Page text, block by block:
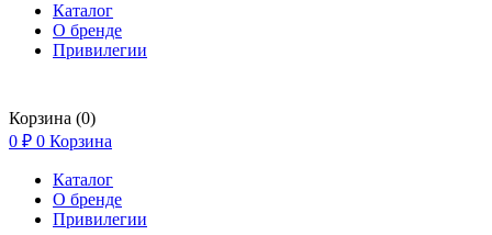
Каталог
О бренде
Привилегии
Корзина (0)
0 ₽ 0 Корзина
Каталог
О бренде
Привилегии